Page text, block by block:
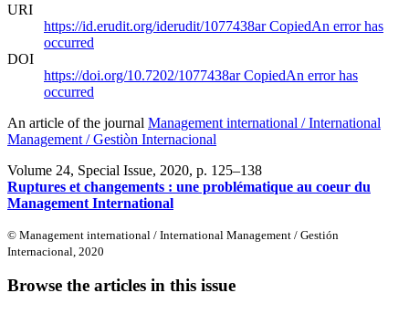
URI
https://id.erudit.org/iderudit/1077438arCopiedAn error has
occurred
DOI
https://doi.org/10.7202/1077438arCopiedAn error has
occurred
An article of the journal Management international / International
Management / Gestiòn Internacional
Volume 24, Special Issue, 2020, p. 125–138
Ruptures et changements : une problématique au coeur du
Management International
© Management international / International Management / Gestión
Internacional, 2020
Browse the articles in this issue